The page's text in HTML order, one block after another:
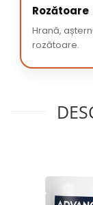
Rozătoare
Hrană,
rozătoare.